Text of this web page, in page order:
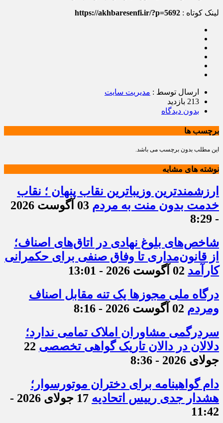
لینک کوتاه : https://akhbaresenfi.ir/?p=5692
ارسال توسط : مدیریت سایت
213 بازدید
بدون دیدگاه
برچسب ها
این مطلب بدون برچسب می باشد.
نوشته های مشابه
ارزشمندترین وزیباترین نقاب پنهان ؛ نقاب
خدمت بدون منت به مردم
03 آگوست 2026
- 8:29
شاخص‌های بلوغ نهادی در اتاق‌های اصناف؛
از قانون‌مداری تا وفاق صنفی برای حکمرانی
کارآمد 02 آگوست 2026 - 13:01
درگاه ملی مجوزها یک تنه مقابل اصناف
ومردم 02 آگوست 2026 - 8:16
سردرگمی مشاوران املاک تمامی ندارد؛
دلالان در دالان تاریک گواهی تخصصی 22
جولای 2026 - 8:36
دام گواهینامه برای دختران موتورسوار؛
هشدار جدی رییس اتحادیه
17 جولای 2026 -
11:42